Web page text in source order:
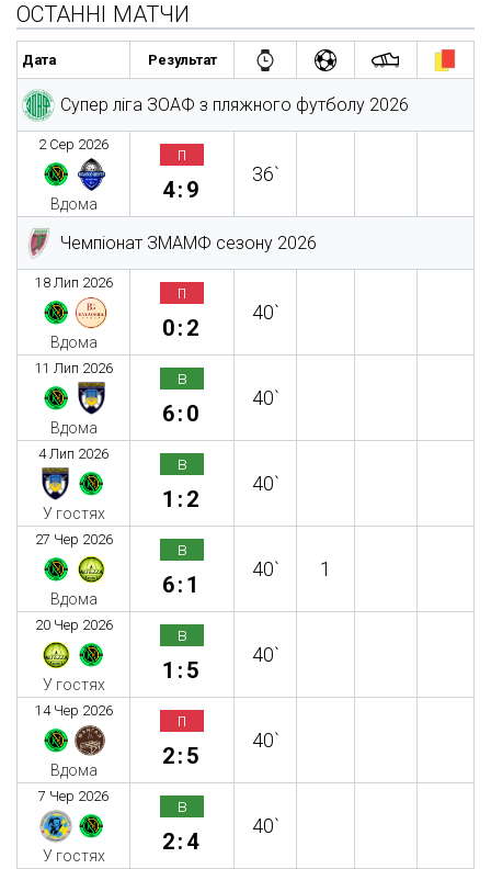
ОСТАННІ МАТЧИ
Дата Результат
Супер ліга ЗОАФ з пляжного футболу 2026
2 Сер 2026
Вдома
п
4:9
36`
Чемпіонат ЗМАМФ сезону 2026
18 Лип 2026
Вдома
п
0:2
40`
11 Лип 2026
Вдома
в
6:0
40`
4 Лип 2026
У гостях
в
1:2
40`
27 Чер 2026
Вдома
в
6:1
40` 1
20 Чер 2026
У гостях
в
1:5
40`
14 Чер 2026
Вдома
п
2:5
40`
7 Чер 2026
У гостях
в
2:4
40`